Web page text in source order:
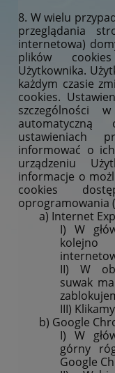
8. W wielu
przeglądania
internetowa)
plików
Użytkownika.
każdym czasie
cookies.
szczególności
ustawieniach
informować o
urządzeniu
informacje o
cookies
oprogramowania
a) Internet
I) W
kolejno
II) W
suwak
III)
b) Google
I) W
górny
Google